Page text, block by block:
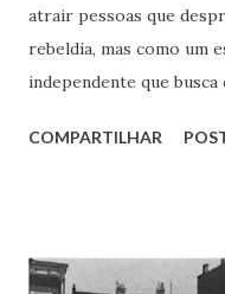
atrair pessoas que
rebeldia, mas como um
independente que
das corporações. Em
claramente, a palavra
COMPARTILHAR